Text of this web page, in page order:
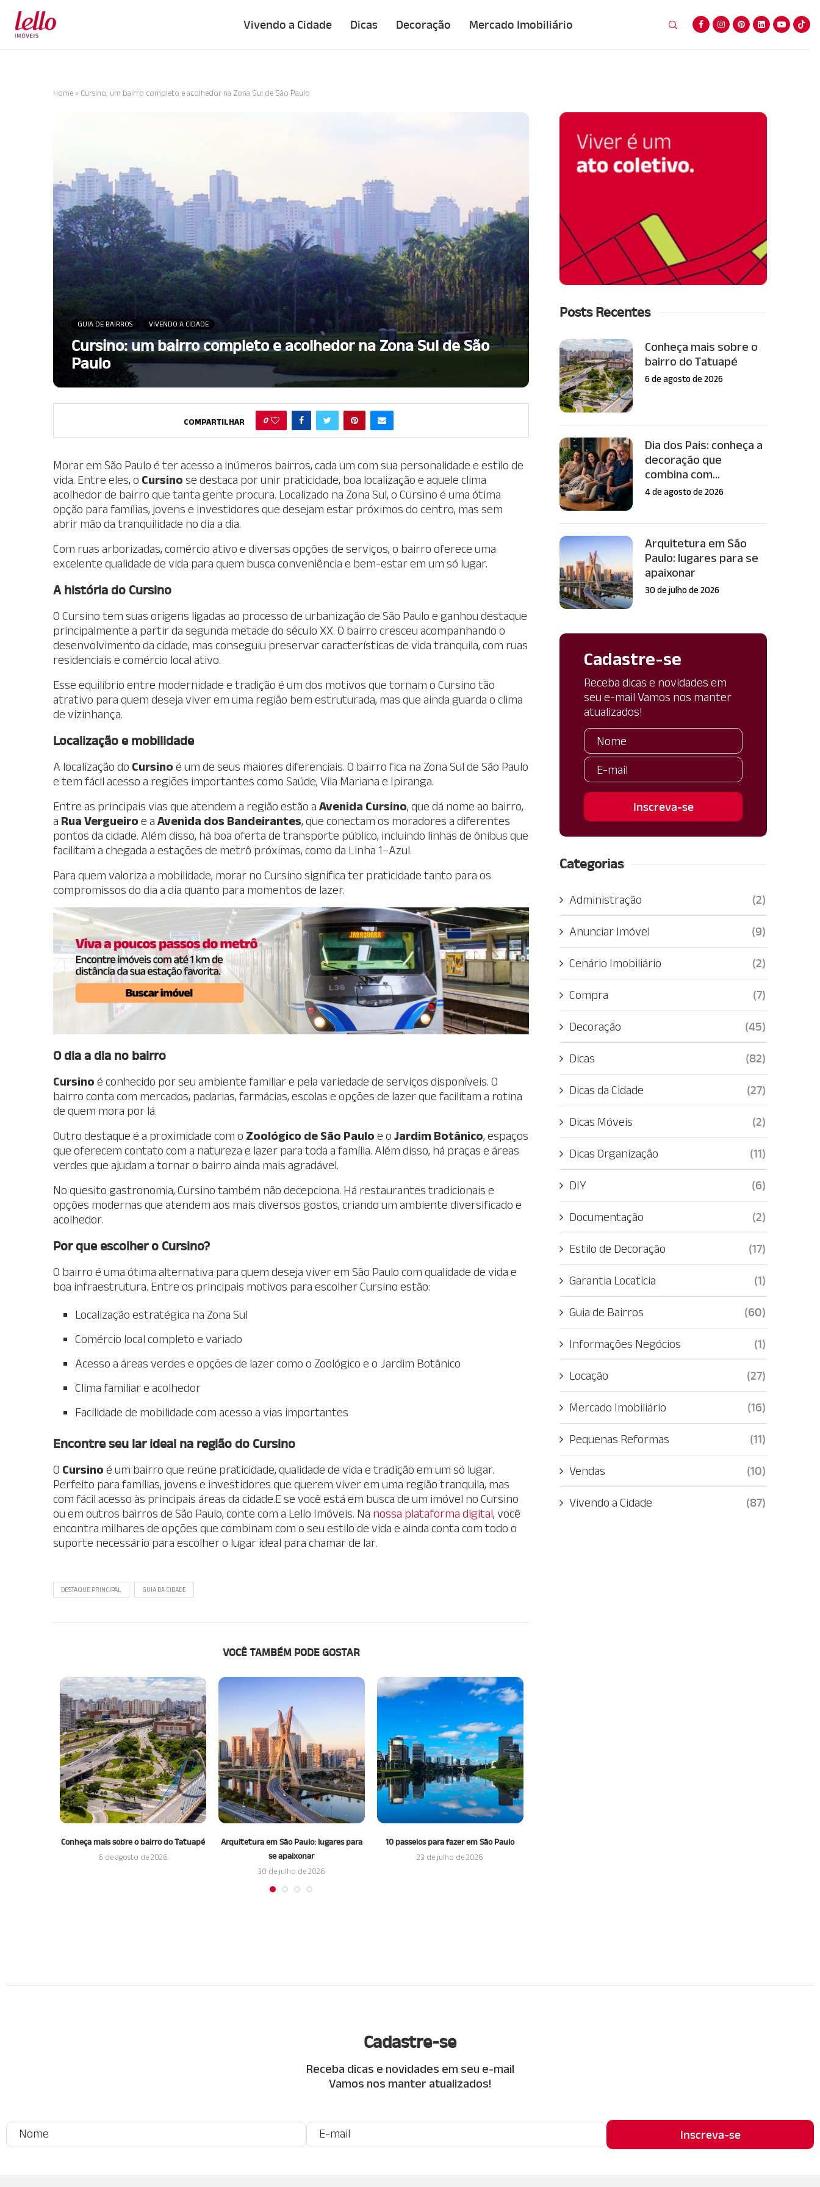
Vivendo a Cidade Dicas Decoração Mercado Imobiliário
Home » Cursino: um bairro completo e acolhedor na Zona Sul de São Paulo
GUIA DE BAIRROS VIVENDO A CIDADE
Cursino: um bairro completo e acolhedor na Zona Sul de São
Paulo
COMPARTILHAR 0
Morar em São Paulo é ter acesso a inúmeros bairros, cada um com sua personalidade e estilo de
vida. Entre eles, o Cursino se destaca por unir praticidade, boa localização e aquele clima
acolhedor de bairro que tanta gente procura. Localizado na Zona Sul, o Cursino é uma ótima
opção para famílias, jovens e investidores que desejam estar próximos do centro, mas sem
abrir mão da tranquilidade no dia a dia.
Com ruas arborizadas, comércio ativo e diversas opções de serviços, o bairro oferece uma
excelente qualidade de vida para quem busca conveniência e bem-estar em um só lugar.
A história do Cursino
O Cursino tem suas origens ligadas ao processo de urbanização de São Paulo e ganhou destaque
principalmente a partir da segunda metade do século XX. O bairro cresceu acompanhando o
desenvolvimento da cidade, mas conseguiu preservar características de vida tranquila, com ruas
residenciais e comércio local ativo.
Esse equilíbrio entre modernidade e tradição é um dos motivos que tornam o Cursino tão
atrativo para quem deseja viver em uma região bem estruturada, mas que ainda guarda o clima
de vizinhança.
Localização e mobilidade
A localização do Cursino é um de seus maiores diferenciais. O bairro fica na Zona Sul de São Paulo
e tem fácil acesso a regiões importantes como Saúde, Vila Mariana e Ipiranga.
Entre as principais vias que atendem a região estão a Avenida Cursino, que dá nome ao bairro,
a Rua Vergueiro e a Avenida dos Bandeirantes, que conectam os moradores a diferentes
pontos da cidade. Além disso, há boa oferta de transporte público, incluindo linhas de ônibus que
facilitam a chegada a estações de metrô próximas, como da Linha 1–Azul.
Para quem valoriza a mobilidade, morar no Cursino significa ter praticidade tanto para os
compromissos do dia a dia quanto para momentos de lazer.
O dia a dia no bairro
Cursino é conhecido por seu ambiente familiar e pela variedade de serviços disponíveis. O
bairro conta com mercados, padarias, farmácias, escolas e opções de lazer que facilitam a rotina
de quem mora por lá.
Outro destaque é a proximidade com o Zoológico de São Paulo e o Jardim Botânico, espaços
que oferecem contato com a natureza e lazer para toda a família. Além disso, há praças e áreas
verdes que ajudam a tornar o bairro ainda mais agradável.
No quesito gastronomia, Cursino também não decepciona. Há restaurantes tradicionais e
opções modernas que atendem aos mais diversos gostos, criando um ambiente diversificado e
acolhedor.
Por que escolher o Cursino?
O bairro é uma ótima alternativa para quem deseja viver em São Paulo com qualidade de vida e
boa infraestrutura. Entre os principais motivos para escolher Cursino estão:
Localização estratégica na Zona Sul
Comércio local completo e variado
Acesso a áreas verdes e opções de lazer como o Zoológico e o Jardim Botânico
Clima familiar e acolhedor
Facilidade de mobilidade com acesso a vias importantes
Encontre seu lar ideal na região do Cursino
O Cursino é um bairro que reúne praticidade, qualidade de vida e tradição em um só lugar.
Perfeito para famílias, jovens e investidores que querem viver em uma região tranquila, mas
com fácil acesso às principais áreas da cidade.E se você está em busca de um imóvel no Cursino
ou em outros bairros de São Paulo, conte com a Lello Imóveis. Na nossa plataforma digital, você
encontra milhares de opções que combinam com o seu estilo de vida e ainda conta com todo o
suporte necessário para escolher o lugar ideal para chamar de lar.
DESTAQUE PRINCIPAL GUIA DA CIDADE
VOCÊ TAMBÉM PODE GOSTAR
Conheça mais sobre o bairro do Tatuapé
6 de agosto de 2026
Arquitetura em São Paulo: lugares para
se apaixonar
30 de julho de 2026
10 passeios para fazer em São Paulo
23 de julho de 2026
Posts Recentes
Conheça mais sobre o
bairro do Tatuapé
6 de agosto de 2026
Dia dos Pais: conheça a
decoração que
combina com...
4 de agosto de 2026
Arquitetura em São
Paulo: lugares para se
apaixonar
30 de julho de 2026
Cadastre-se
Receba dicas e novidades em
seu e-mail Vamos nos manter
atualizados!
Categorias
Administração (2)
Anunciar Imóvel (9)
Cenário Imobiliário (2)
Compra (7)
Decoração (45)
Dicas (82)
Dicas da Cidade (27)
Dicas Móveis (2)
Dicas Organização (11)
DIY (6)
Documentação (2)
Estilo de Decoração (17)
Garantia Locatícia (1)
Guia de Bairros (60)
Informações Negócios (1)
Locação (27)
Mercado Imobiliário (16)
Pequenas Reformas (11)
Vendas (10)
Vivendo a Cidade (87)
Cadastre-se
Receba dicas e novidades em seu e-mail
Vamos nos manter atualizados!